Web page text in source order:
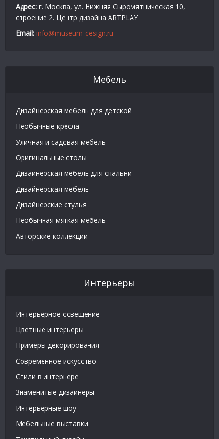
Адрес: г. Москва, ул. Нижняя Сыромятническая 10,
строение 2. Центр дизайна ARTPLAY
Email: info@museum-design.ru
Мебель
Дизайнерская мебель для детской
Необычные кресла
Уличная и садовая мебель
Оригинальные столы
Дизайнерская мебель для спальни
Дизайнерская мебель
Дизайнерские стулья
Необычная мягкая мебель
Авторские коллекции
Интерьеры
Интерьерное освещение
Цветные интерьеры
Примеры декорирования
Современное искусство
Стили в интерьере
Знаменитые дизайнеры
Интерьерные шоу
Мебельные выставки